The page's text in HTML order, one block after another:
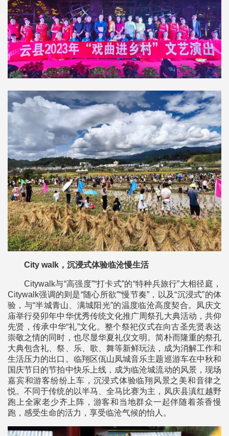
City walk，沉浸式体验临沧慢生活
Citywalk与“高强度”“打卡式”的“特种兵旅行”大相径庭，
Citywalk强调的则是“随心所欲”“慢节奏”，以及“沉浸式”的体
验，与“半城青山、满城阳光”的温度临沧高度契合。凤庆文
庙举行癸卯年中华优秀传统文化推广周祭孔大典活动，共仰
先贤，传承中华“礼”文化。整个祭祀仪式在向古圣先贤表达
崇敬之情的同时，也尽显华夏礼仪文明。简朴而隆重的祭孔
大典包含礼、祭、乐、歌、舞等新鲜玩法，成为消解工作和
生活压力的出口。临翔区佤山凤城音乐主题巡游车在中秋和
国庆节日的节拍中快乐上线，成为临沧城流动的风景，现场
嘉宾和游客纷纷上车，沉浸式体验临翔风景之美和音律之
悦。不同于传统的以半马、全马比赛为主，凤庆县滇红越野
跑上全家老少齐上阵，游客和当地群众一起伴随着茶香慢
跑，感受生命的活力，享受临沧气候的怡人。